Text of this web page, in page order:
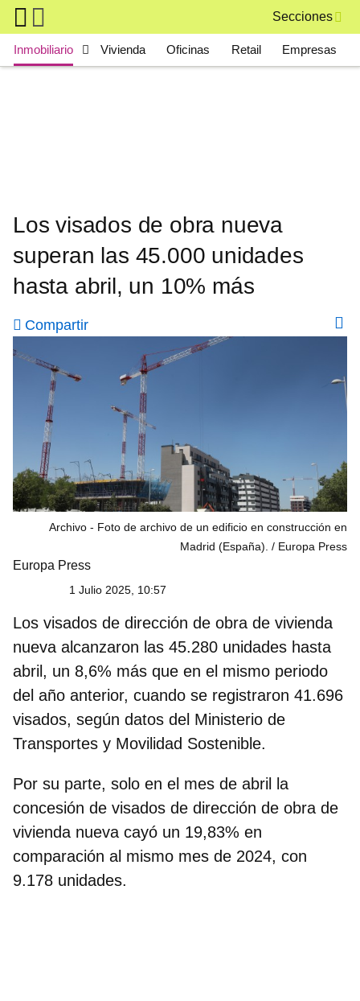
Skip to main content
Secciones
Main navigation
Inmobiliario Vivienda Oficinas Retail Empresas
Los visados de obra nueva
superan las 45.000 unidades
hasta abril, un 10% más
Compartir
Archivo - Foto de archivo de un edificio en construcción en
Madrid (España).
Europa Press
Europa Press
1 Julio 2025, 10:57
Los visados de dirección de obra de vivienda
nueva alcanzaron las 45.280 unidades hasta
abril, un 8,6% más que en el mismo periodo
del año anterior, cuando se registraron 41.696
visados, según datos del Ministerio de
Transportes y Movilidad Sostenible.
Por su parte, solo en el mes de abril la
concesión de visados de dirección de obra de
vivienda nueva cayó un 19,83% en
comparación al mismo mes de 2024, con
9.178 unidades.